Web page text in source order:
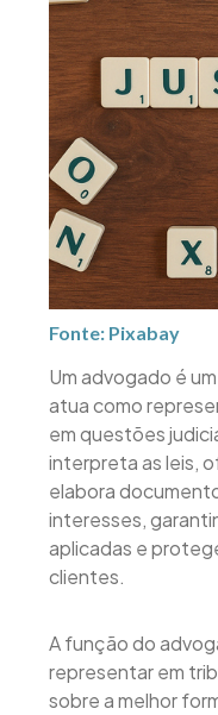
Fonte: Pixabay
Um advogado é
atua como
em questões
interpreta as leis,
elabora
interesses,
aplicadas e
clientes.
A função do
representar em
sobre a melhor